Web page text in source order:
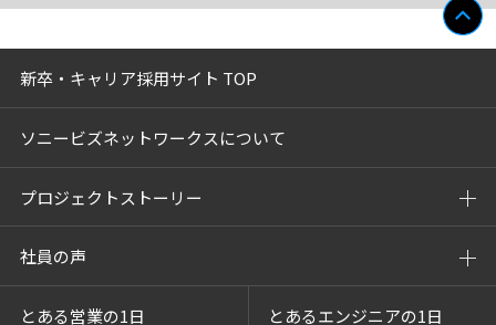
新卒・キャリア採用サイト TOP
ソニービズネットワークスについて
プロジェクトストーリー
社員の声
とある営業の1日 とあるエンジニアの1日